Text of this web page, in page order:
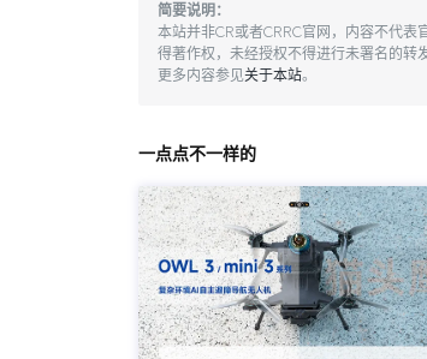
简要说明：
本站并非CR或者CRRC官网，内容不代
得著作权，未经授权不得进行未署名的转
更多内容参见关于本站。
一点点不一样的